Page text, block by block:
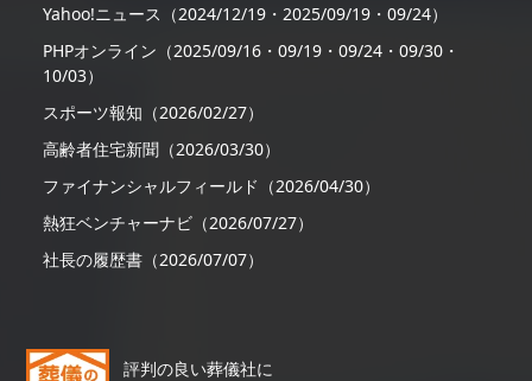
Yahoo!ニュース（2024/12/19・2025/09/19・09/24）
PHPオンライン（2025/09/16・09/19・09/24・09/30・
10/03）
スポーツ報知（2026/02/27）
高齢者住宅新聞（2026/03/30）
ファイナンシャルフィールド（2026/04/30）
熱狂ベンチャーナビ（2026/07/27）
社長の履歴書（2026/07/07）
評判の良い葬儀社に